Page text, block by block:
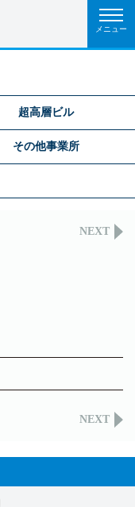
超高層ビル
その他事業所
NEXT
NEXT